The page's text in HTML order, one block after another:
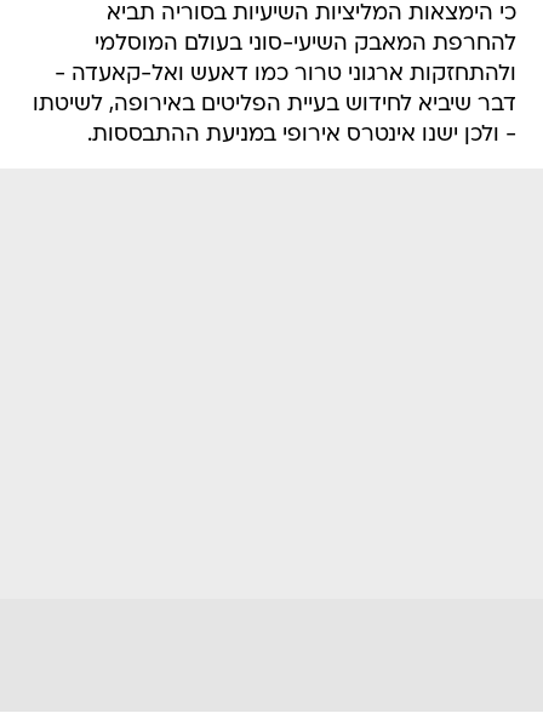
כי הימצאות המליציות השיעיות בסוריה תביא
להחרפת המאבק השיעי-סוני בעולם המוסלמי
ולהתחזקות ארגוני טרור כמו דאעש ואל-קאעדה -
דבר שיביא לחידוש בעיית הפליטים באירופה, לשיטתו
- ולכן ישנו אינטרס אירופי במניעת ההתבססות.